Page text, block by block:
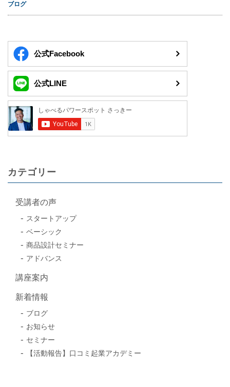
ブログ
公式Facebook
公式LINE
カテゴリー
受講者の声
スタートアップ
ベーシック
商品設計セミナー
アドバンス
講座案内
新着情報
ブログ
お知らせ
セミナー
【活動報告】口コミ起業アカデミー